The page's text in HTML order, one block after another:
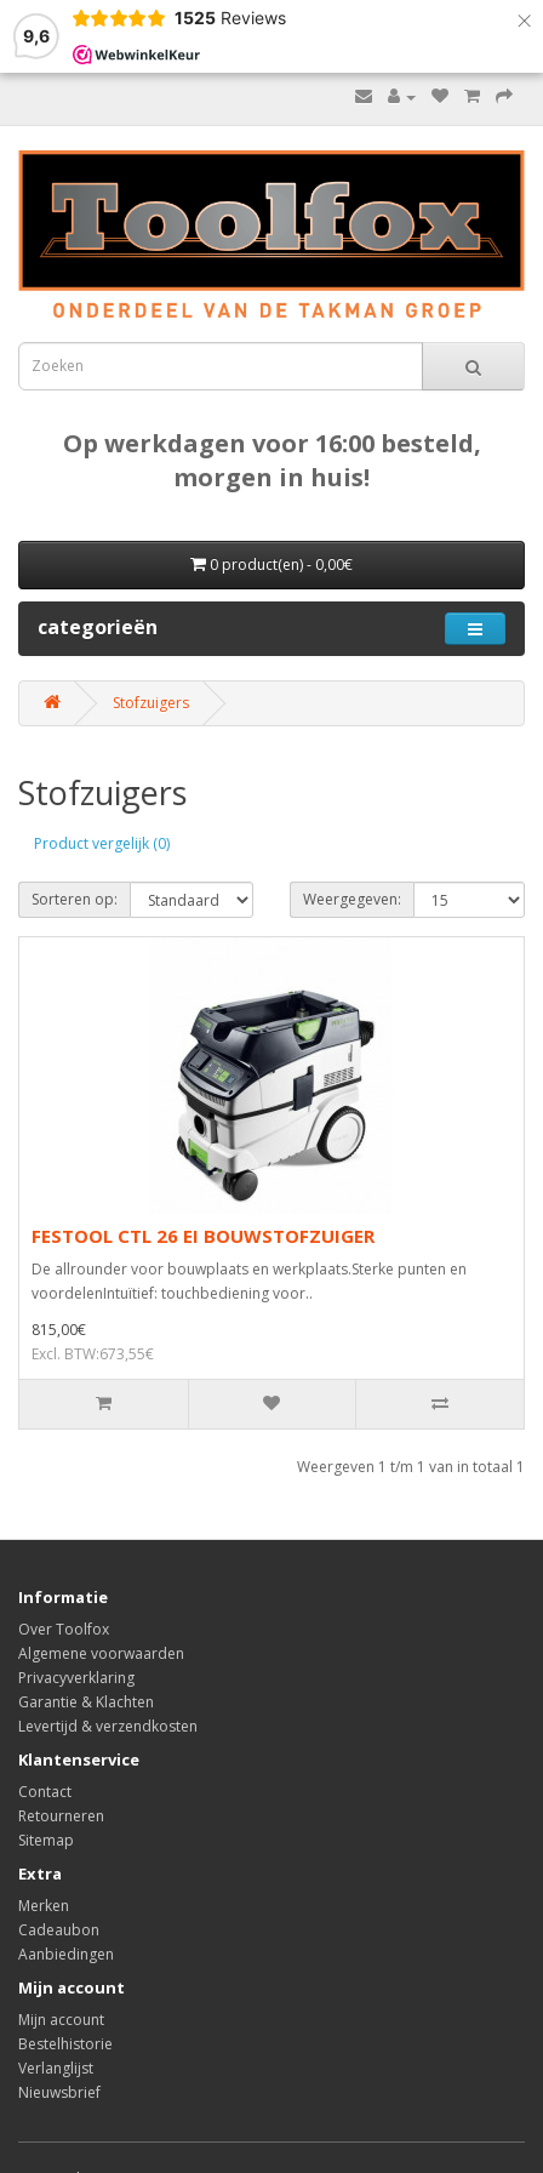
9,6
1525 Reviews ×
Op werkdagen voor 16:00 besteld,
morgen in huis!
0 product(en) - 0,00€
categorieën
Stofzuigers
Stofzuigers
Product vergelijk (0)
Sorteren op: Weergegeven:
FESTOOL CTL 26 EI BOUWSTOFZUIGER
De allrounder voor bouwplaats en werkplaats.Sterke punten en
voordelenIntuïtief: touchbediening voor..
815,00€
Excl. BTW:673,55€
Weergeven 1 t/m 1 van in totaal 1
Informatie
Over Toolfox
Algemene voorwaarden
Privacyverklaring
Garantie & Klachten
Levertijd & verzendkosten
Klantenservice
Contact
Retourneren
Sitemap
Extra
Merken
Cadeaubon
Aanbiedingen
Mijn account
Mijn account
Bestelhistorie
Verlanglijst
Nieuwsbrief